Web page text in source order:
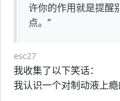
许你的作用就是提醒
点。”
esc27
我收集了以下笑话：
我认识一个对制动液上